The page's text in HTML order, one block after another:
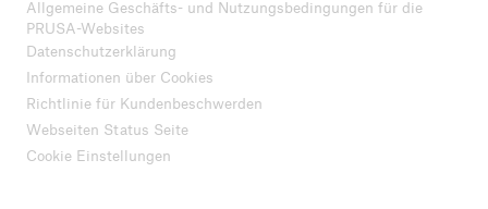
Allgemeine Geschäfts- und Nutzungsbedingungen für die
PRUSA-Websites
Datenschutzerklärung
Informationen über Cookies
Richtlinie für Kundenbeschwerden
Webseiten Status Seite
Cookie Einstellungen